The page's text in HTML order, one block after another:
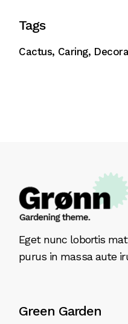
Tags
Cactus Caring
Eget nunc lobortis
purus in massa aute
Green Garden